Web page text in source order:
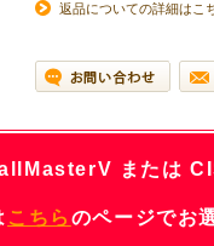
返品についての詳細はこ
または
こちら のページでお